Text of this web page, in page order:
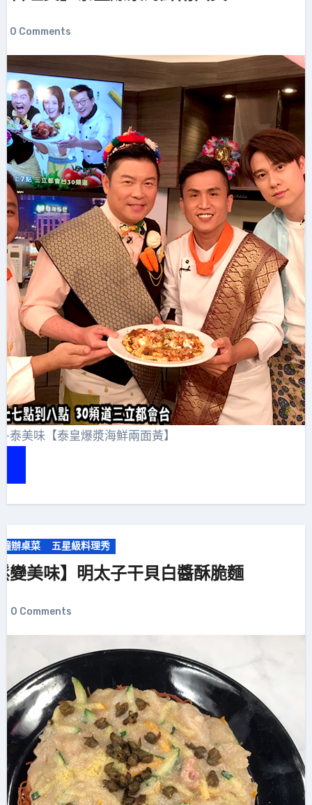
0 Comments
泰美味【泰皇爆漿海鮮兩面黃】
辦桌菜 五星級料理秀
變美味】明太子干貝白醬酥脆麵
0 Comments